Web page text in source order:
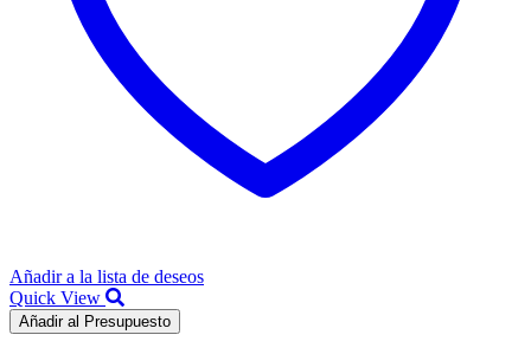
Añadir a la lista de deseos
Quick View
Añadir al Presupuesto